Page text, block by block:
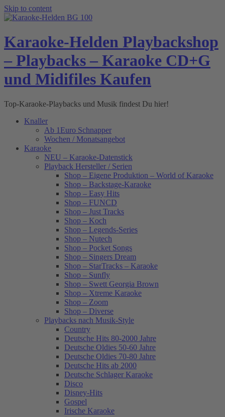
Skip to content
Karaoke-Helden Playbackshop
– Playbacks – Karaoke CD+G
und Midifiles Kaufen
Top-Karaoke-Playbacks und Musik findest Du hier!
Knaller
Ab 1Euro Schnapper
Wochen / Monatsangebot
Karaoke
NEU – Karaoke-Datenstick
Playback Hersteller / Serien
Shop – Eigene Produktion – World of Karaoke
Shop – Backstage-Karaoke
Shop – Easy Hits
Shop – FUNCD
Shop – Just Tracks
Shop – Koch
Shop – Legends-Series
Shop – Nutech
Shop – Pocket Songs
Shop – Singers Dream
Shop – StarTracks – Karaoke
Shop – Sunfly
Shop – Swett Georgia Brown
Shop – Xtreme Karaoke
Shop – Zoom
Shop – Diverse
Playbacks nach Musik-Style
Country
Deutsche Hits 80-2000 Jahre
Deutsche Oldies 50-60 Jahre
Deutsche Oldies 70-80 Jahre
Deutsche Hits ab 2000
Deutsche Schlager Karaoke
Disco
Disney-Hits
Gospel
Irische Karaoke